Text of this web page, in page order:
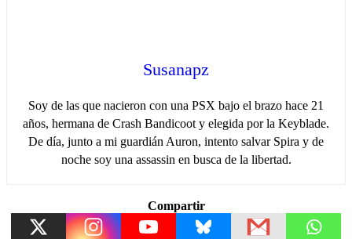
Susanapz
Soy de las que nacieron con una PSX bajo el brazo hace 21
años, hermana de Crash Bandicoot y elegida por la Keyblade.
De día, junto a mi guardián Auron, intento salvar Spira y de
noche soy una assassin en busca de la libertad.
Compartir